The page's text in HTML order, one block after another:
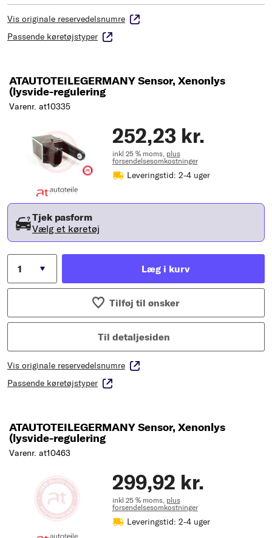
Vis originale reservedelsnumre
Passende køretøjstyper
ATAUTOTEILEGERMANY Sensor, Xenonlys
(lysvide-regulering
Varenr. at10335
252,23 kr.
inkl 25 % moms, plus
forsendelsesomkostninger
Leveringstid: 2-4 uger
Tjek pasform
Vælg et køretøj
Læg i kurv
Tilføj til ønsker
Til detaljesiden
Vis originale reservedelsnumre
Passende køretøjstyper
ATAUTOTEILEGERMANY Sensor, Xenonlys
(lysvide-regulering
Varenr. at10463
299,92 kr.
inkl 25 % moms, plus
forsendelsesomkostninger
Leveringstid: 2-4 uger